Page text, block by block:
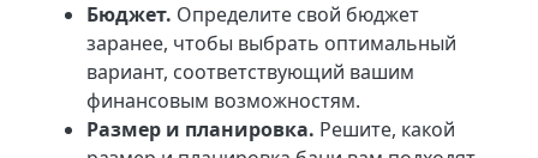
Бюджет. Определите свой бюджет
заранее, чтобы выбрать оптимальный
вариант, соответствующий вашим
финансовым возможностям.
Размер и планировка. Решите, какой